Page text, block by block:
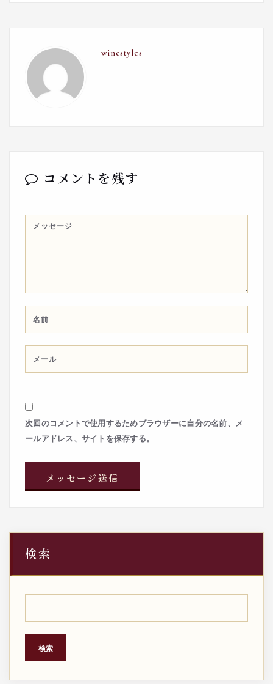
winestyles
コメントを残す
次回のコメントで使用するためブラウザーに自分の名前、メ
ールアドレス、サイトを保存する。
検索
検索